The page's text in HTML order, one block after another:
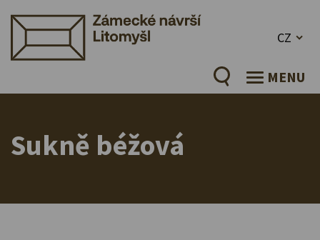
CZ
MENU
Sukně béžová